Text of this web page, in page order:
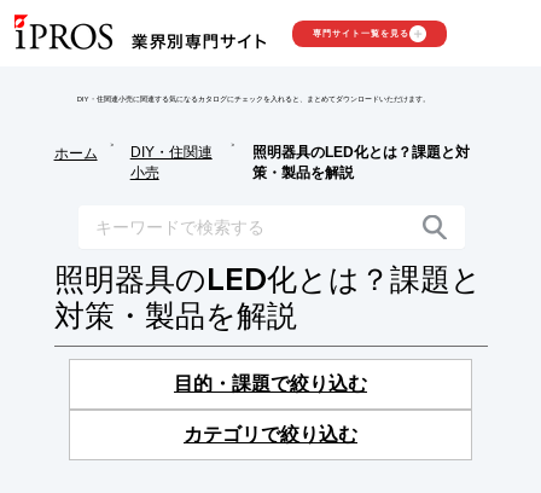
専門サイト一覧を見る
DIY・住関連小売に関連する気になるカタログにチェックを入れると、まとめてダウンロードいただけます。
ホーム
>
DIY・住関連
小売
>
照明器具のLED化とは？課題と対
策・製品を解説
照明器具のLED化とは？課題と
対策・製品を解説
目的・課題で絞り込む
カテゴリで絞り込む